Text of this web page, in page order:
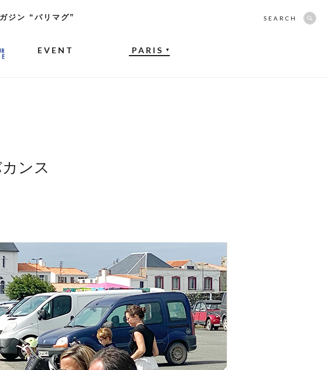
ジン “パリマグ”
EVENT PARIS ▼
SEARCH
ンス